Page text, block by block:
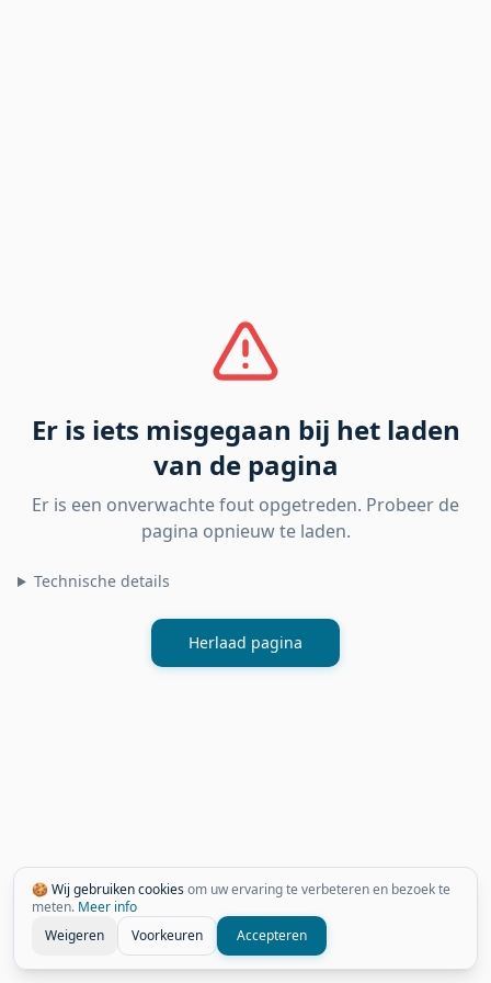
🍪 Wij gebruiken cookiesom uw ervaring te verbeteren en bezoek te
meten. Meer info
Weigeren
Voorkeuren Accepteren
Er is iets misgegaan bij het laden
van de pagina
Er is een onverwachte fout opgetreden. Probeer de
pagina opnieuw te laden.
Technische details
Herlaad pagina